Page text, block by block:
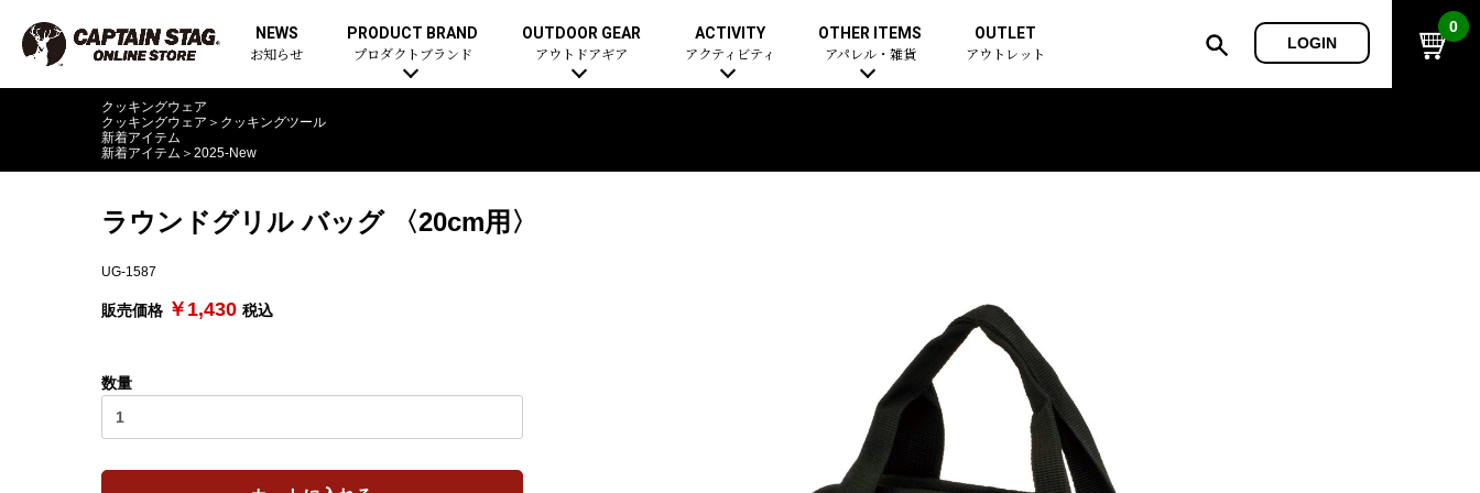
NEWS
お知らせ
PRODUCT BRAND
プロダクトブランド
OUTDOOR GEAR
アウトドアギア
ACTIVITY
アクティビティ
OTHER ITEMS
アパレル・雑貨
OUTLET
アウトレット
LOGIN
0
クッキングウェア
クッキングウェア ＞ クッキングツール
新着アイテム
新着アイテム ＞ 2025-New
ラウンドグリル バッグ 〈20cm用〉
UG-1587
販売価格 ￥1,430 税込
数量